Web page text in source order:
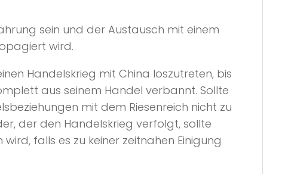
sein und der Austausch mit einem
wird.
Handelskrieg mit China loszutreten, bis
aus seinem Handel verbannt. Sollte
mit dem Riesenreich nicht zu
der den Handelskrieg verfolgt, sollte
falls es zu keiner zeitnahen Einigung